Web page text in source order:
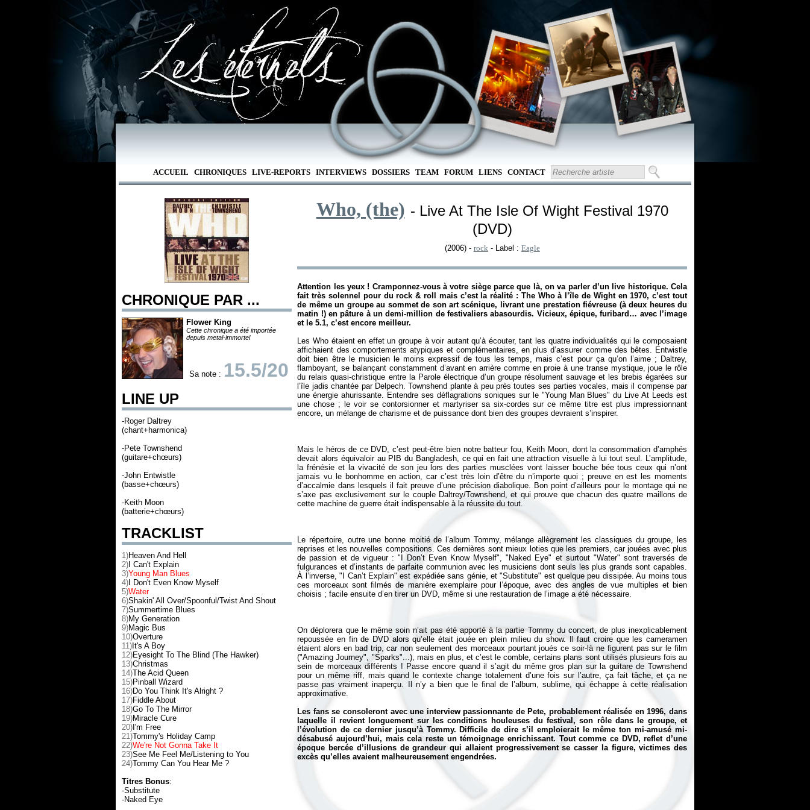
ACCUEIL CHRONIQUES LIVE-REPORTS INTERVIEWS DOSSIERS TEAM FORUM LIENS CONTACT
CHRONIQUE PAR ...
Flower King
Cette chronique a été importée
depuis metal-immortel
Sa note : 15.5/20
LINE UP
-Roger Daltrey
(chant+harmonica)
-Pete Townshend
(guitare+chœurs)
-John Entwistle
(basse+chœurs)
-Keith Moon
(batterie+chœurs)
TRACKLIST
1)Heaven And Hell
2) I Can't Explain
3)Young Man Blues
4) I Don't Even Know Myself
5)Water
6)Shakin' All Over/Spoonful/Twist And Shout
7)Summertime Blues
8)My Generation
9)Magic Bus
10)Overture
11) It's A Boy
12)Eyesight To The Blind (The Hawker)
13)Christmas
14)The Acid Queen
15)Pinball Wizard
16)Do You Think It's Alright ?
17)Fiddle About
18)Go To The Mirror
19)Miracle Cure
20) I'm Free
21)Tommy's Holiday Camp
22)We're Not Gonna Take It
23)See Me Feel Me/Listening to You
24)Tommy Can You Hear Me ?
Titres Bonus:
-Substitute
-Naked Eye
Who, (the) - Live At The Isle Of Wight Festival 1970
(DVD)
(2006) - rock - Label : Eagle
Attention les yeux ! Cramponnez-vous à votre siège parce que là, on va parler d’un live historique. Cela
fait très solennel pour du rock & roll mais c’est la réalité : The Who à l’île de Wight en 1970, c’est tout
de même un groupe au sommet de son art scénique, livrant une prestation fiévreuse (à deux heures du
matin !) en pâture à un demi-million de festivaliers abasourdis. Vicieux, épique, furibard… avec l’image
et le 5.1, c’est encore meilleur.
Les Who étaient en effet un groupe à voir autant qu’à écouter, tant les quatre individualités qui le composaient
affichaient des comportements atypiques et complémentaires, en plus d’assurer comme des bêtes. Entwistle
doit bien être le musicien le moins expressif de tous les temps, mais c’est pour ça qu’on l’aime ; Daltrey,
flamboyant, se balançant constamment d’avant en arrière comme en proie à une transe mystique, joue le rôle
du relais quasi-christique entre la Parole électrique d’un groupe résolument sauvage et les brebis égarées sur
l’île jadis chantée par Delpech. Townshend plante à peu près toutes ses parties vocales, mais il compense par
une énergie ahurissante. Entendre ses déflagrations soniques sur le "Young Man Blues" du Live At Leeds est
une chose ; le voir se contorsionner et martyriser sa six-cordes sur ce même titre est plus impressionnant
Mais le héros de ce DVD, c’est peut-être bien notre batteur fou, Keith Moon, dont la consommation d’amphés
devait alors équivaloir au PIB du Bangladesh, ce qui en fait une attraction visuelle à lui tout seul. L’amplitude,
la frénésie et la vivacité de son jeu lors des parties musclées vont laisser bouche bée tous ceux qui n’ont
jamais vu le bonhomme en action, car c’est très loin d’être du n’importe quoi ; preuve en est les moments
d’accalmie dans lesquels il fait preuve d’une précision diabolique. Bon point d’ailleurs pour le montage qui ne
s’axe pas exclusivement sur le couple Daltrey/Townshend, et qui prouve que chacun des quatre maillons de
Le répertoire, outre une bonne moitié de l’album Tommy, mélange allègrement les classiques du groupe, les
reprises et les nouvelles compositions. Ces dernières sont mieux loties que les premiers, car jouées avec plus
de passion et de vigueur : "I Don’t Even Know Myself", "Naked Eye" et surtout "Water" sont traversés de
fulgurances et d’instants de parfaite communion avec les musiciens dont seuls les plus grands sont capables.
À l’inverse, "I Can’t Explain" est expédiée sans génie, et "Substitute" est quelque peu dissipée. Au moins tous
ces morceaux sont filmés de manière exemplaire pour l’époque, avec des angles de vue multiples et bien
On déplorera que le même soin n’ait pas été apporté à la partie Tommydu concert, de plus inexplicablement
repoussée en fin de DVD alors qu’elle était jouée en plein milieu du show. Il faut croire que les cameramen
étaient alors en bad trip, car non seulement des morceaux pourtant joués ce soir-là ne figurent pas sur le film
("Amazing Journey", "Sparks"...), mais en plus, et c’est le comble, certains plans sont utilisés plusieurs fois au
sein de morceaux différents ! Passe encore quand il s’agit du même gros plan sur la guitare de Townshend
pour un même riff, mais quand le contexte change totalement d’une fois sur l’autre, ça fait tâche, et ça ne
passe pas vraiment inaperçu. Il n’y a bien que le final de l’album, sublime, qui échappe à cette réalisation
approximative.
Les fans se consoleront avec une interview passionnante de Pete, probablement réalisée en 1996, dans
laquelle il revient longuement sur les conditions houleuses du festival, son rôle dans le groupe, et
l’évolution de ce dernier jusqu’à Tommy. Difficile de dire s’il emploierait le même ton mi-amusé mi-
désabusé aujourd’hui, mais cela reste un témoignage enrichissant. Tout comme ce DVD, reflet d’une
époque bercée d’illusions de grandeur qui allaient progressivement se casser la figure, victimes des
excès qu’elles avaient malheureusement engendrées.